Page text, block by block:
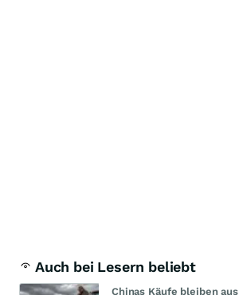
Auch bei Lesern beliebt
Chinas Käufe bleiben aus